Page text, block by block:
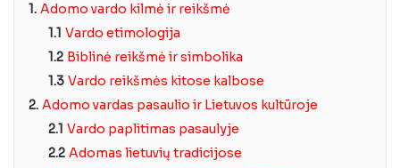
1. Adomo vardo kilmė ir reikšmė
1.1 Vardo etimologija
1.2 Biblinė reikšmė ir simbolika
1.3 Vardo reikšmės kitose kalbose
2. Adomo vardas pasaulio ir Lietuvos kultūroje
2.1 Vardo paplitimas pasaulyje
2.2 Adomas lietuvių tradicijose